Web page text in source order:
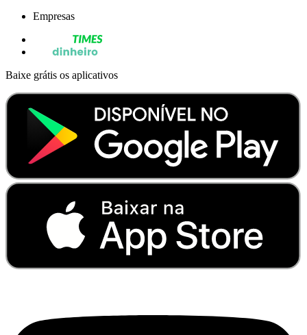
Empresas
Baixe grátis os aplicativos